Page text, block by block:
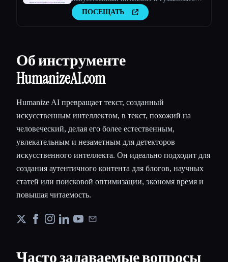
искусственного интеллекта
ПОСЕЩАТЬ
Об инструменте
HumanizeAI.com
Humanize AI превращает текст, созданный
искусственным интеллектом, в текст, похожий на
человеческий, делая его более естественным,
увлекательным и незаметным для детекторов
искусственного интеллекта. Он идеально подходит для
создания аутентичного контента для блогов, научных
статей или поисковой оптимизации, экономя время и
повышая читаемость.
Часто задаваемые вопросы